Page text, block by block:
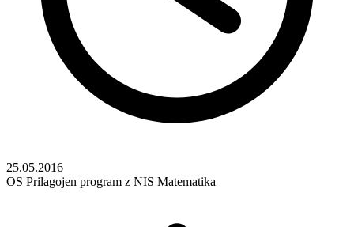
25.05.2016
OS Prilagojen program z NIS Matematika